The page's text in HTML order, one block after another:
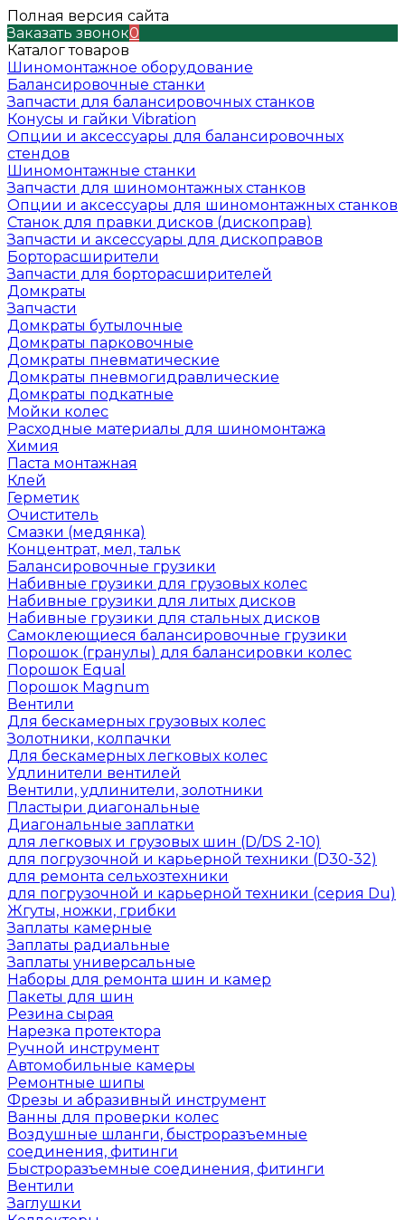
Полная версия сайта
Заказать звонок0
Каталог товаров
Шиномонтажное оборудование
Балансировочные станки
Запчасти для балансировочных станков
Конусы и гайки Vibration
Опции и аксессуары для балансировочных
стендов
Шиномонтажные станки
Запчасти для шиномонтажных станков
Опции и аксессуары для шиномонтажных станков
Станок для правки дисков (дископрав)
Запчасти и аксессуары для дископравов
Борторасширители
Запчасти для борторасширителей
Домкраты
Запчасти
Домкраты бутылочные
Домкраты парковочные
Домкраты пневматические
Домкраты пневмогидравлические
Домкраты подкатные
Мойки колес
Расходные материалы для шиномонтажа
Химия
Паста монтажная
Клей
Герметик
Очиститель
Смазки (медянка)
Концентрат, мел, тальк
Балансировочные грузики
Набивные грузики для грузовых колес
Набивные грузики для литых дисков
Набивные грузики для стальных дисков
Самоклеющиеся балансировочные грузики
Порошок (гранулы) для балансировки колес
Порошок Equal
Порошок Magnum
Вентили
Для бескамерных грузовых колес
Золотники, колпачки
Для бескамерных легковых колес
Удлинители вентилей
Вентили, удлинители, золотники
Пластыри диагональные
Диагональные заплатки
для легковых и грузовых шин (D/DS 2-10)
для погрузочной и карьерной техники (D30-32)
для ремонта сельхозтехники
для погрузочной и карьерной техники (серия Du)
Жгуты, ножки, грибки
Заплаты камерные
Заплаты радиальные
Заплаты универсальные
Наборы для ремонта шин и камер
Пакеты для шин
Резина сырая
Нарезка протектора
Ручной инструмент
Автомобильные камеры
Ремонтные шипы
Фрезы и абразивный инструмент
Ванны для проверки колес
Воздушные шланги, быстроразъемные
соединения, фитинги
Быстроразъемные соединения, фитинги
Вентили
Заглушки